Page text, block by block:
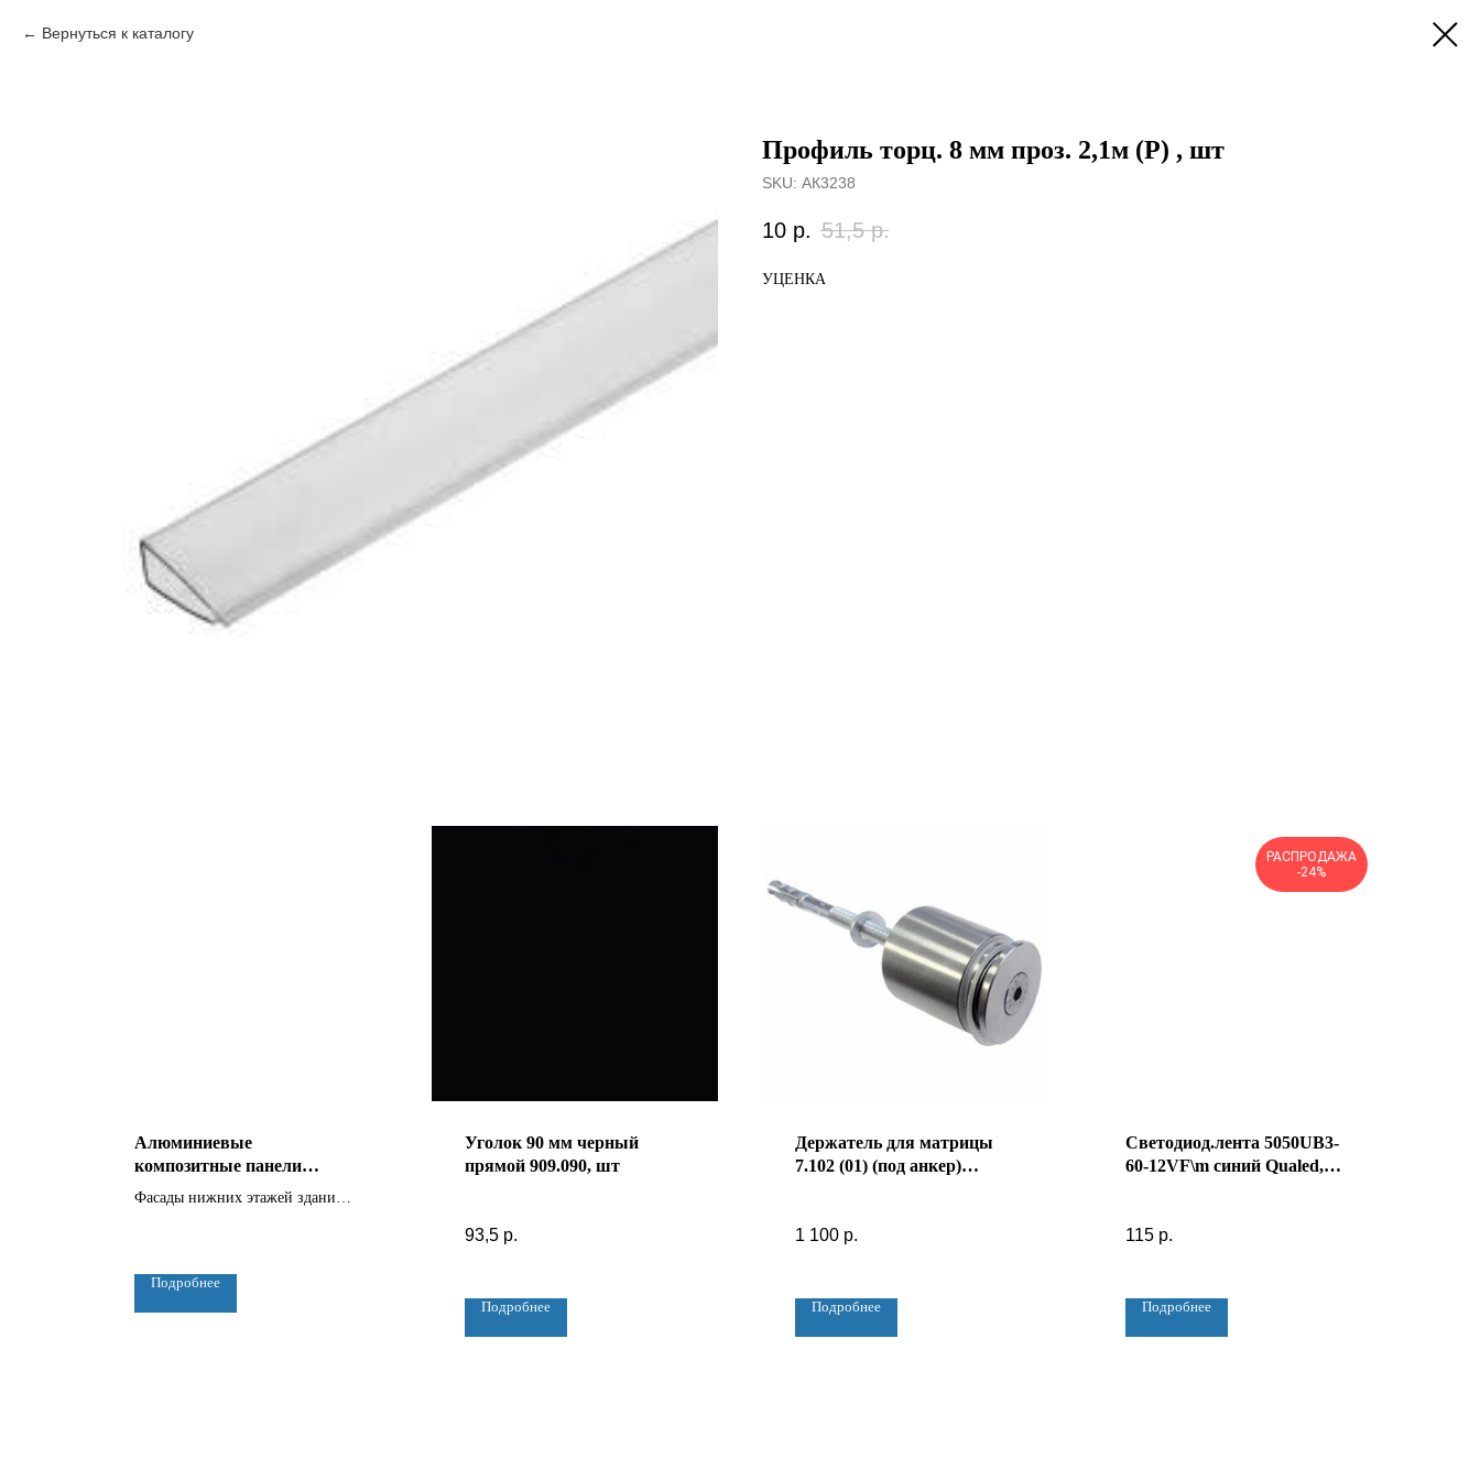
Вернуться к каталогу
Профиль торц. 8 мм проз. 2,1м (Р) , шт
SKU: АК3238
10 р. 51,5 р.
УЦЕНКА
Алюминиевые
композитные панели
Goldstar 3 мм
Фасады нижних этажей зданий,
Подробнее
Уголок 90 мм черный
прямой 909.090, шт
93,5 р.
Подробнее
Держатель для матрицы
7.102 (01) (под анкер)
1 100 р.
Подробнее
РАСПРОДАЖА
-24%
Светодиод.лента 5050UB3-
60-12VF\m синий Qualed,
115 р.
Подробнее